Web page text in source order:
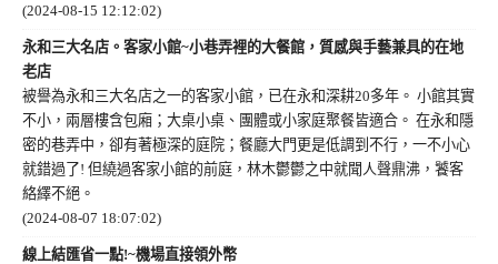
(2024-08-15 12:12:02)
永和三大名店。客家小館~小巷弄裡的大餐館，質感與手藝兼具的在地
老店
被譽為永和三大名店之一的客家小館，已在永和深耕20多年。 小館其實
不小，兩層樓含包廂；大桌小桌、團體或小家庭聚餐皆適合。 在永和隱
密的巷弄中，卻有著極深的庭院；餐廳大門更是低調到不行，一不小心
就錯過了! 但繞過客家小館的前庭，林木鬱鬱之中就聞人聲鼎沸，饕客
絡繹不絕。
(2024-08-07 18:07:02)
線上結匯省一點!~機場直接領外幣